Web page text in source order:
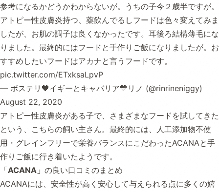
参考になるかどうかわからないが。うちの子今２歳半ですが。
アトピー性皮膚炎持つ、薬飲んでるしフードは色々変えてみま
したが、お肌の調子は良くなかったです。耳後ろ結構薄毛にな
りました。最終的にはフードと手作りご飯になりましたが。お
すすめしたいフードはアカナと言うフードです。
pic.twitter.com/ETxksaLpvP
— ボステリ💙イギーとキャバリア💛リノ (@rinrineniggy)
August 22, 2020
アトピー性皮膚炎がある子で、さまざまなフードを試してきた
という、こちらの飼い主さん。最終的には、人工添加物不使
用・グレインフリーで栄養バランスにこだわったACANAと手
作りご飯に行き着いたようです。
「ACANA」 の良い口コミのまとめ
ACANAには、安全性が高く安心して与えられる点に多くの嬉